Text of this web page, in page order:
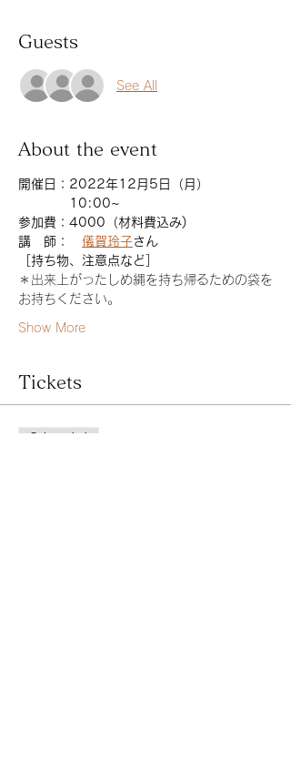
Guests
See All
About the event
開催日：2022年12月5日（月）
10:00~
参加費：4000（材料費込み)
講　師： 儀賀玲子さん
［持ち物、注意点など］
＊出来上がったしめ縄を持ち帰るための袋を
お持ちください。
Show More
Tickets
Sale ended